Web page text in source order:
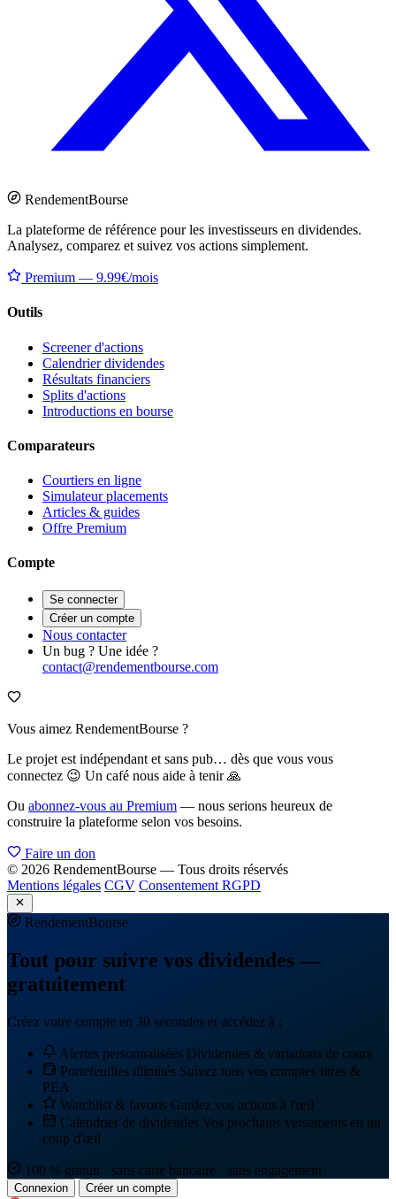
RendementBourse
La plateforme de référence pour les investisseurs en dividendes.
Analysez, comparez et suivez vos actions simplement.
Premium — 9.99€/mois
Outils
Screener d'actions
Calendrier dividendes
Résultats financiers
Splits d'actions
Introductions en bourse
Comparateurs
Courtiers en ligne
Simulateur placements
Articles & guides
Offre Premium
Compte
Se connecter
Créer un compte
Nous contacter
Un bug ? Une idée ?
contact@rendementbourse.com
Vous aimez RendementBourse ?
Le projet est indépendant et sans pub… dès que vous vous
connectez 😉 Un café nous aide à tenir 🙏
Ou abonnez-vous au Premium — nous serions heureux de
construire la plateforme selon vos besoins.
Faire un don
© 2026 RendementBourse — Tous droits réservés
Mentions légales CGV Consentement RGPD
RendementBourse
Tout pour suivre vos dividendes —
gratuitement
Créez votre compte en 30 secondes et accédez à :
Alertes personnalisées Dividendes & variations de cours
Portefeuilles illimités Suivez tous vos comptes titres &
PEA
Watchlist & favoris Gardez vos actions à l'œil
Calendrier de dividendes Vos prochains versements en un
coup d'œil
100 % gratuit · sans carte bancaire · sans engagement
Connexion Créer un compte